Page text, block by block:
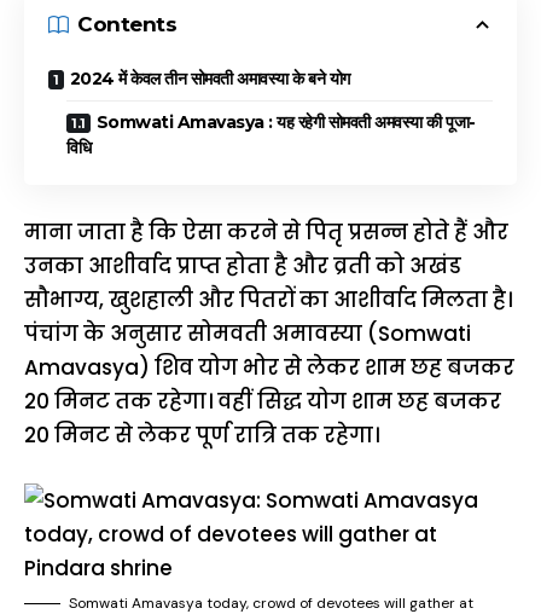
Contents
2024 में केवल तीन सोमवती अमावस्या के बने योग
Somwati Amavasya : यह रहेगी सोमवती अमवस्या की पूजा-
विधि
माना जाता है कि ऐसा करने से पितृ प्रसन्न होते हैं और
उनका आशीर्वाद प्राप्त होता है और व्रती को अखंड
सौभाग्य, खुशहाली और पितरों का आशीर्वाद मिलता है।
पंचांग के अनुसार सोमवती अमावस्या (Somwati
Amavasya) शिव योग भोर से लेकर शाम छह बजकर
20 मिनट तक रहेगा। वहीं सिद्ध योग शाम छह बजकर
20 मिनट से लेकर पूर्ण रात्रि तक रहेगा।
Somwati Amavasya today, crowd of devotees will gather at